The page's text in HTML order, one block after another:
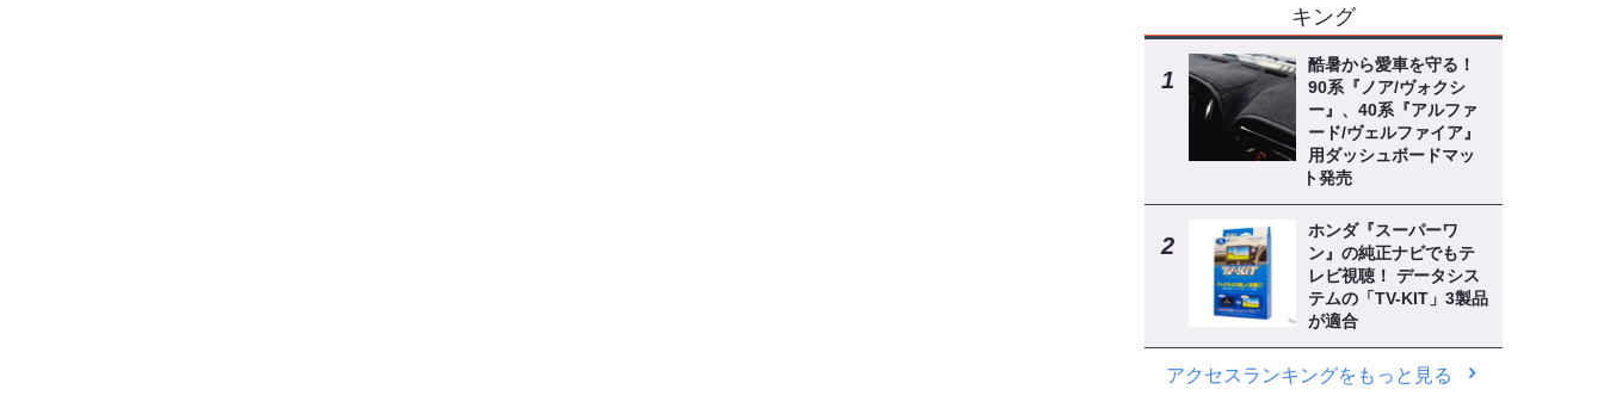
キング
酷暑から愛車を守る！
90系『ノア/ヴォクシ
ー』、40系『アルファ
ード/ヴェルファイア』
用ダッシュボードマッ
ト発売
ホンダ『スーパーワ
ン』の純正ナビでもテ
レビ視聴！ データシス
テムの「TV-KIT」3製品
が適合
アクセスランキングをもっと見る